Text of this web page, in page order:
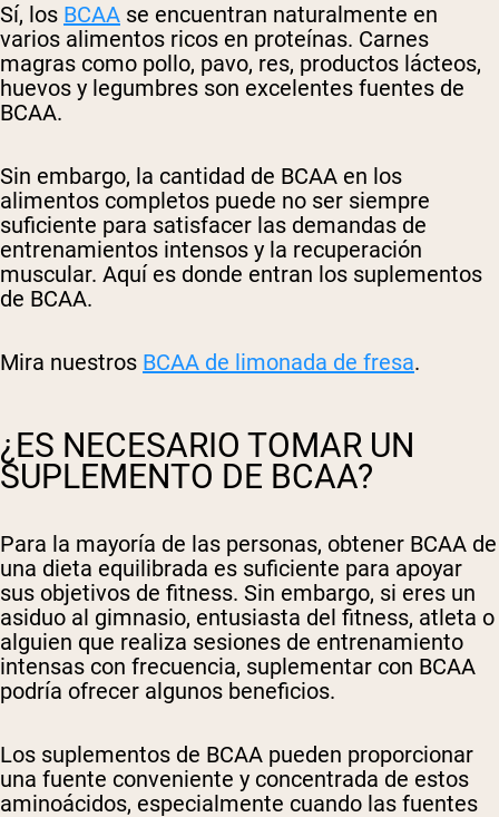
Sí, los BCAA se encuentran naturalmente en
varios alimentos ricos en proteínas. Carnes
magras como pollo, pavo, res, productos lácteos,
huevos y legumbres son excelentes fuentes de
BCAA.
Sin embargo, la cantidad de BCAA en los
alimentos completos puede no ser siempre
suficiente para satisfacer las demandas de
entrenamientos intensos y la recuperación
muscular. Aquí es donde entran los suplementos
de BCAA.
Mira nuestros BCAA de limonada de fresa.
¿ES NECESARIO TOMAR UN
SUPLEMENTO DE BCAA?
Para la mayoría de las personas, obtener BCAA de
una dieta equilibrada es suficiente para apoyar
sus objetivos de fitness. Sin embargo, si eres un
asiduo al gimnasio, entusiasta del fitness, atleta o
alguien que realiza sesiones de entrenamiento
intensas con frecuencia, suplementar con BCAA
podría ofrecer algunos beneficios.
Los suplementos de BCAA pueden proporcionar
una fuente conveniente y concentrada de estos
aminoácidos, especialmente cuando las fuentes